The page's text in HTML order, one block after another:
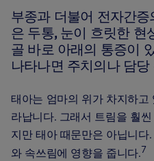
부종과 더불어 전자간
은 두통, 눈이 흐릿한 현
골 바로 아래의 통증이
나타나면 주치의나 담
태아는 엄마의 위가 차지하
라납니다. 그래서 트림을 훨
지만 태아 때문만은 아닙니
와 속쓰림에 영향을 줍니다.7